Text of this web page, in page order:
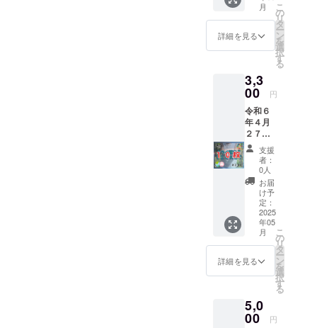
しにつ
いて
は、プ
お送り
する
メール
をご確
認くだ
さい。
備考欄
にお名
前を記
入され
ていな
い方
は、お
名前の
掲載を
れない
方とさ
す。
００円
（百
円）ミ
の表記
であ
り、１
００円
チケッ
ト３枚
という
意味で
す。 ミ
ライ種
まきチ
ケット
をホワ
イト
ボード
に貼っ
て、 そ
もたち
に食事
を、お
渡しし
ます。
お渡し
できな
場合
は、次
回５月
になり
ます。
画像に
１００
円（百
円）と
記載が
ありま
すが、
この記
載は１
００円
（百
円）ミ
の表記
であ
月
詳細を見る
こ
の
リ
タ
ー
ン
を
選
択
す
る
3,3
00 円
令和６
年４月
２７日
子ども
食堂に
てミラ
イ種ま
きチ
ケット
「１０
枚」
を、お
渡しし
ます。
お渡し
できな
場合
は、次
支援
者：
0人
お届
け予
定：
2025
年05
月
詳細を見る
こ
の
リ
タ
ー
ン
を
選
択
す
る
5,0
00 円